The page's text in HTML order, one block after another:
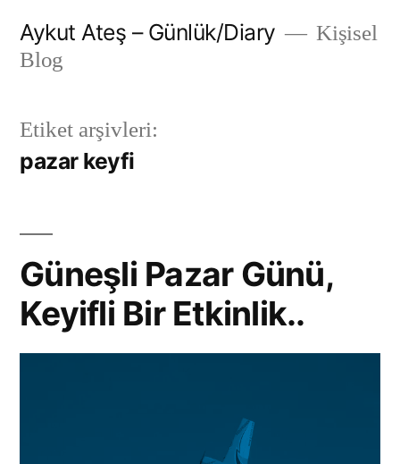
geç
Aykut Ateş – Günlük/Diary
Kişisel
Blog
Etiket arşivleri:
pazar keyfi
Güneşli Pazar Günü,
Keyifli Bir Etkinlik..